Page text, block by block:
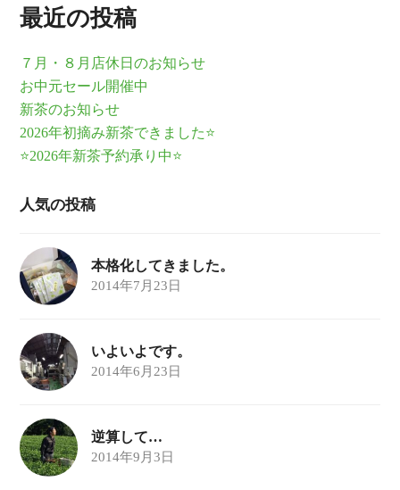
最近の投稿
７月・８月店休日のお知らせ
お中元セール開催中
新茶のお知らせ
2026年初摘み新茶できました⭐
⭐2026年新茶予約承り中⭐
人気の投稿
本格化してきました。
2014年7月23日
いよいよです。
2014年6月23日
逆算して…
2014年9月3日